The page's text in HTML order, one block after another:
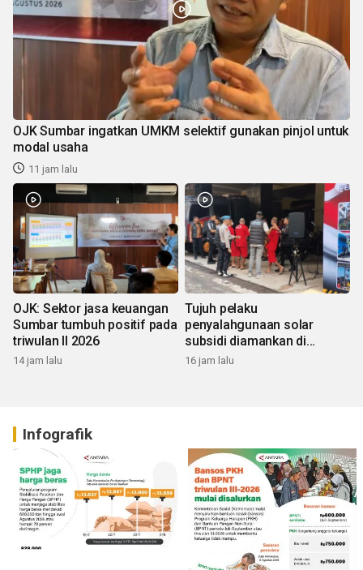
OJK Sumbar ingatkan UMKM selektif gunakan pinjol untuk
modal usaha
11 jam lalu
OJK: Sektor jasa keuangan
Sumbar tumbuh positif pada
triwulan II 2026
14 jam lalu
Tujuh pelaku
penyalahgunaan solar
subsidi diamankan di
Sumbar
16 jam lalu
Infografik